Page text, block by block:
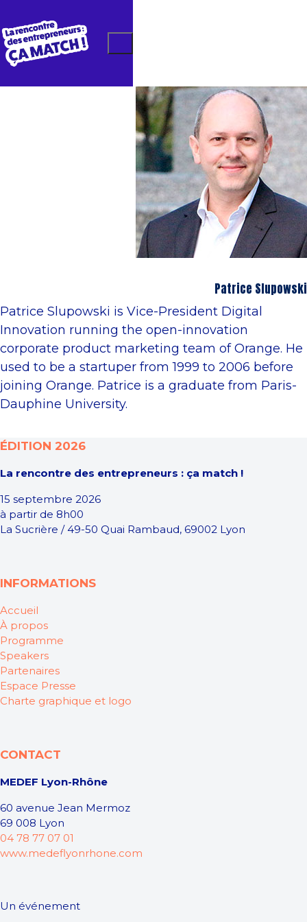
Patrice Slupowski
Patrice Slupowski is Vice-President Digital
Innovation running the open-innovation
corporate product marketing team of Orange. He
used to be a startuper from 1999 to 2006 before
joining Orange. Patrice is a graduate from Paris-
Dauphine University.
ÉDITION 2026
La rencontre des entrepreneurs : ça match !
15 septembre 2026
à partir de 8h00
La Sucrière / 49-50 Quai Rambaud, 69002 Lyon
INFORMATIONS
Accueil
À propos
Programme
Speakers
Partenaires
Espace Presse
Charte graphique et logo
CONTACT
MEDEF Lyon-Rhône
60 avenue Jean Mermoz
69 008 Lyon
04 78 77 07 01
www.medeflyonrhone.com
Un événement